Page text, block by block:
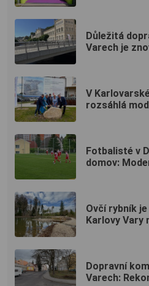
Důležitá
Varech je
V
rozsáhlá
Fotbalisté v
domov:
Ovčí rybník
Karlovy Vary
Dopravní
Varech: